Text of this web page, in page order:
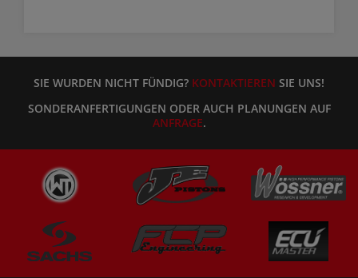
SIE WURDEN NICHT FÜNDIG? KONTAKTIEREN SIE UNS!
SONDERANFERTIGUNGEN ODER AUCH PLANUNGEN AUF
ANFRAGE.